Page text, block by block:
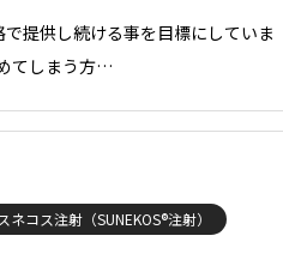
提供し続ける事を目標にしていま
てしまう方…
スネコス注射（SUNEKOS®注射）